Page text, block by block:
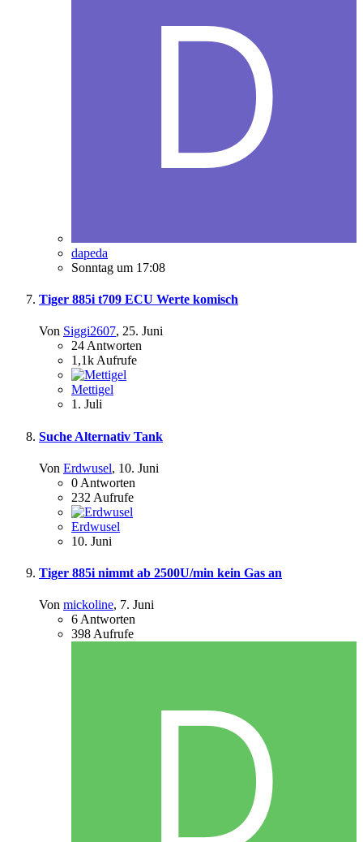
dapeda
Sonntag um 17:08
Tiger 885i t709 ECU Werte komisch
Von Siggi2607, 25. Juni
24 Antworten
1,1k Aufrufe
Mettigel
1. Juli
Suche Alternativ Tank
Von Erdwusel, 10. Juni
0 Antworten
232 Aufrufe
Erdwusel
10. Juni
Tiger 885i nimmt ab 2500U/min kein Gas an
Von mickoline, 7. Juni
6Antworten
398Aufrufe